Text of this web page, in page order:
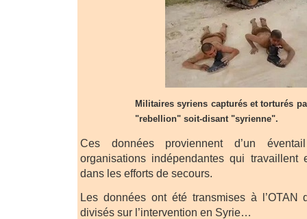
Militaires syriens capturés et torturés
"rebellion" soit-disant "syrienne".
Ces données proviennent d’un
organisations indépendantes qui travaillent
dans les efforts de secours.
Les données ont été transmises à l’OTAN
divisés sur l’intervention en Syrie…